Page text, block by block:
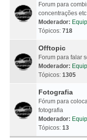
Forum para
concentrações
Moderador:
Tópicos: 718
Offtopic
Forum para falar
Moderador:
Tópicos: 1305
Fotografia
Fórum para
fotografia
Moderador:
Tópicos: 13